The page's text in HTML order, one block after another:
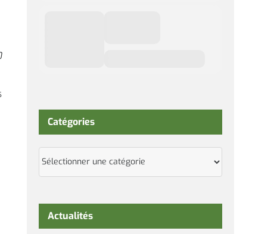
Catégories
Catégories
Actualités